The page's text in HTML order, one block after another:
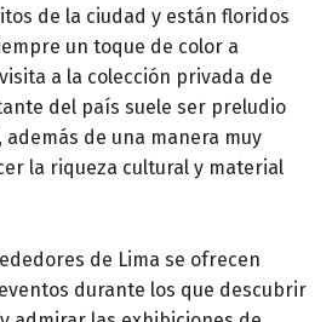
de la ciudad y están floridos
un toque de color a
a la colección privada de
del país suele ser preludio
además de una manera muy
la riqueza cultural y material
de Lima se ofrecen
durante los que descubrir